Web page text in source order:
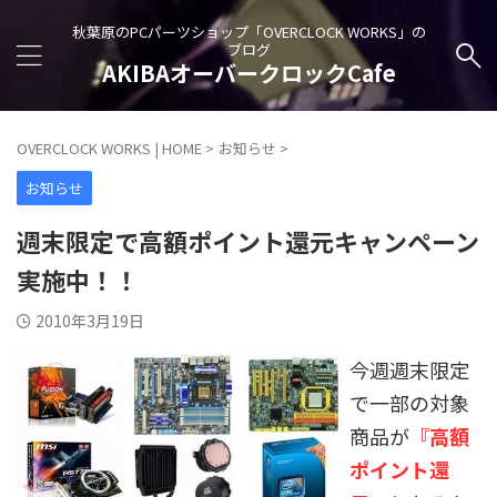
秋葉原のPCパーツショップ「OVERCLOCK WORKS」の
ブログ
AKIBAオーバークロックCafe
OVERCLOCK WORKS | HOME > お知らせ >
お知らせ
週末限定で高額ポイント還元キャンペーン
実施中！！
2010年3月19日
今週週末限定
で一部の対象
商品が 『高額
ポイント還